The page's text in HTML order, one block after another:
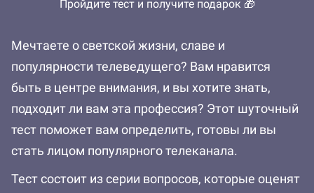
Пройдите тест и получите подарок 🎁
Мечтаете о светской жизни, славе и
популярности телеведущего? Вам нравится
быть в центре внимания, и вы хотите знать,
подходит ли вам эта профессия? Этот шуточный
тест поможет вам определить, готовы ли вы
стать лицом популярного телеканала.
Тест состоит из серии вопросов, которые оценят